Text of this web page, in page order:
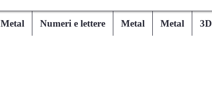
Metal Numeri e lettere Metal Metal 3D